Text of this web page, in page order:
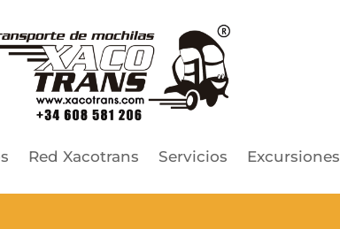
Red Xacotrans Servicios Excursiones